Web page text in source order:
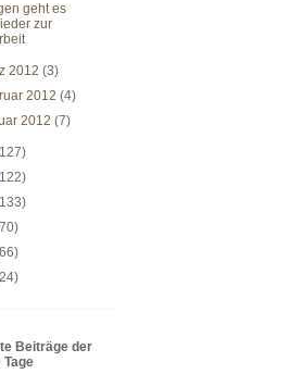
geht es
zur
2012(3)
2012(4)
2012(7)
Beiträge der
Tage